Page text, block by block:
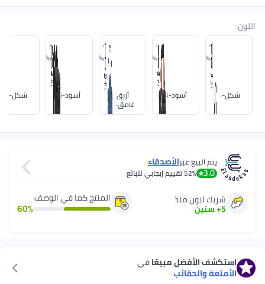
اللون:
شكل-4 أسود-3 أزرق
غامق-2
أسود-5 شكل-2
يتم البيع عبرالأصدقاء
3.0
52%تقييم إيجابي للبائع
المنتج كما في الوصف
60%
شريك لنون منذ
5
+سنين
استكشف الأفضل مبيعًافي
الأمتعة والحقائب